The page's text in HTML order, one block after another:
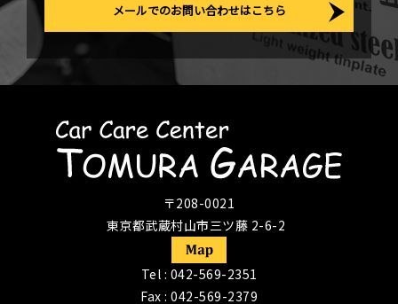
メールでのお問い合わせはこちら
〒208-0021
東京都武蔵村山市三ツ藤 2-6-2
Tel : 042-569-2351
Fax : 042-569-2379